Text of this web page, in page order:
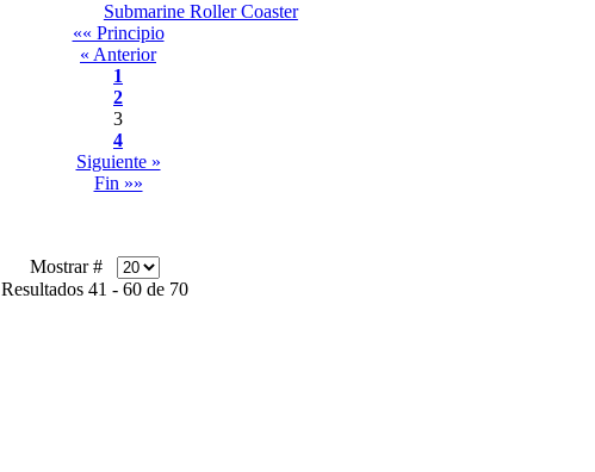
Submarine Roller Coaster
«« Principio
« Anterior
1
2
3
4
Siguiente »
Fin »»
Mostrar #
Resultados 41 - 60 de 70